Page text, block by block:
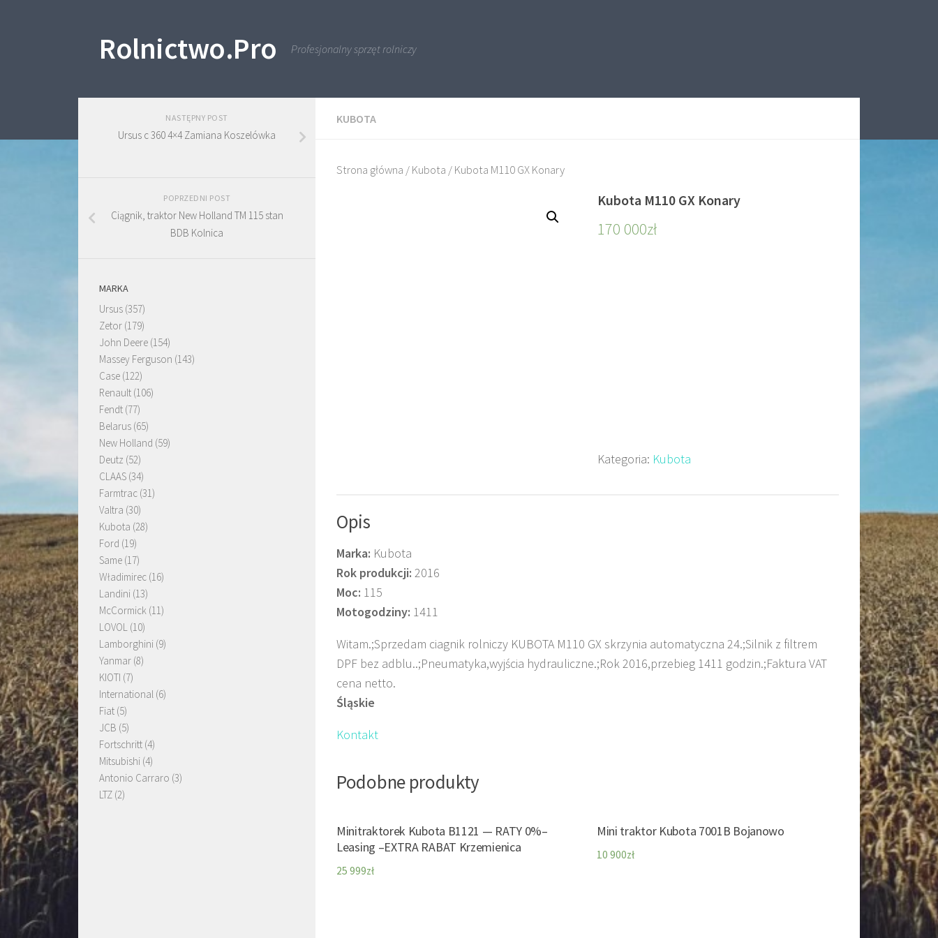
Rolnictwo.Pro Profesjonalny sprzęt rolniczy
KUBOTA
Strona główna /Kubota / Kubota M110 GX Konary
Kubota M110 GX Konary
170 000zł
Kategoria: Kubota
Opis
Marka: Kubota
Rok produkcji: 2016
Moc: 115
Motogodziny: 1411
Witam.;Sprzedam ciagnik rolniczy KUBOTA M110 GX skrzynia automatyczna 24.;Silnik z filtrem
DPF bez adblu..;Pneumatyka,wyjścia hydrauliczne.;Rok 2016,przebieg 1411 godzin.;Faktura VAT
cena netto.
Śląskie
Kontakt
Podobne produkty
Minitraktorek Kubota B1121 — RATY 0%–
Leasing –EXTRA RABAT Krzemienica
25 999zł
Mini traktor Kubota 7001B Bojanowo
10 900zł
NASTĘPNY POST
Ursus c 360 4×4 Zamiana Koszelówka
POPRZEDNI POST
Ciągnik, traktor New Holland TM 115 stan
BDB Kolnica
MARKA
Ursus (357)
Zetor (179)
John Deere (154)
Massey Ferguson (143)
Case (122)
Renault (106)
Fendt (77)
Belarus (65)
New Holland (59)
Deutz (52)
CLAAS (34)
Farmtrac (31)
Valtra (30)
Kubota (28)
Ford (19)
Same (17)
Władimirec (16)
Landini (13)
McCormick (11)
LOVOL (10)
Lamborghini (9)
Yanmar (8)
KIOTI (7)
International (6)
Fiat (5)
JCB (5)
Fortschritt (4)
Mitsubishi (4)
Antonio Carraro (3)
LTZ (2)